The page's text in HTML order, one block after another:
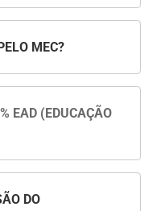
MEC?
EAD (EDUCAÇÃO
DO